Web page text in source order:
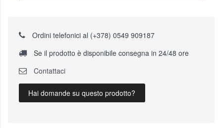
Ordini telefonici al (+378) 0549 909187
Se il prodotto è disponibile consegna in 24/48 ore
Contattaci
Hai domande su questo prodotto?